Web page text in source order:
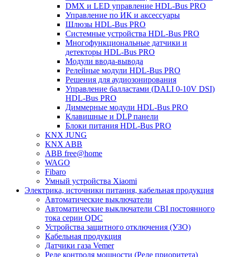
DMX и LED управление HDL-Bus PRO
Управление по ИК и аксессуары
Шлюзы HDL-Bus PRO
Системные устройства HDL-Bus PRO
Многофункциональные датчики и
детекторы HDL-Bus PRO
Модули ввода-вывода
Релейные модули HDL-Bus PRO
Решения для аудиозонирования
Управление балластами (DALI 0-10V DSI)
HDL-Bus PRO
Диммерные модули HDL-Bus PRO
Клавишные и DLP панели
Блоки питания HDL-Bus PRO
KNX JUNG
KNX ABB
ABB free@home
WAGO
Fibaro
Умный устройства Xiaomi
Электрика, источники питания, кабельная продукция
Автоматические выключатели
Автоматические выключатели CBI постоянного
тока серии QDC
Устройства защитного отключения (УЗО)
Кабельная продукция
Датчики газа Vemer
Реле контроля мощности (Реле приоритета)